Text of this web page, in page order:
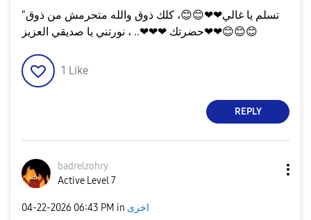
"تسلم يا غالي❤❤😊
😊، كلك ذوق والله متحرمش من ذوق
حضرتك ❤❤❤.. ، نورتني يا صديقي العزيز❤❤😊😊😊
1 Like
REPLY
badrelzohry
Active Level 7
‎04-22-2026 06:43 PM in اخرى